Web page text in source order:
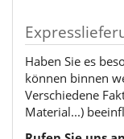
Haben Sie es
können binnen
Verschiedene
Material...)